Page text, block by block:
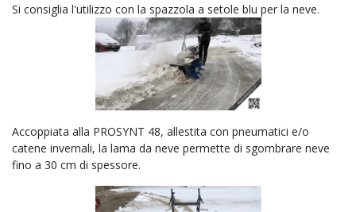
Si consiglia l'utilizzo con la spazzola a setole blu per la neve.
Accoppiata alla PROSYNT 48, allestita con pneumatici e/o
catene invernali, la lama da neve permette di sgombrare neve
fino a 30 cm di spessore.